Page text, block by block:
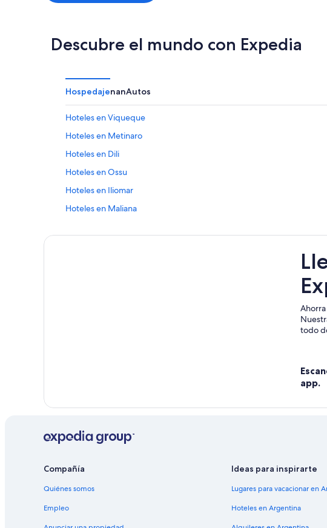
Descubre el mundo con Expedia
HospedajenanAutos
Hoteles en Viqueque
Hoteles en Metinaro
Hoteles en Dili
Hoteles en Ossu
Hoteles en Iliomar
Hoteles en Maliana
todo
app.
Compañía
Quiénes somos
Empleo
Ideas para inspirarte
Lugares para vacacionar en
Hoteles en Argentina